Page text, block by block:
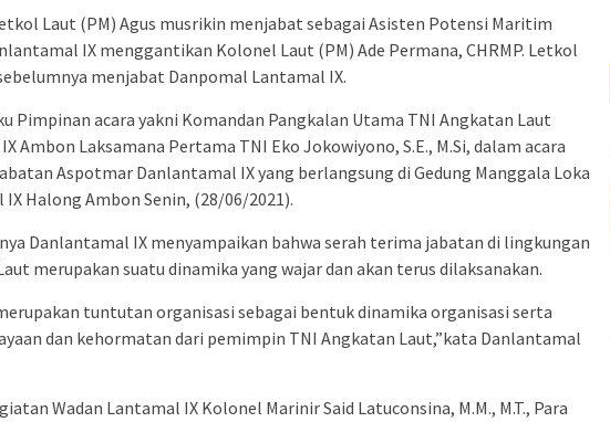
Laut (PM) Agus musrikin menjabat sebagai Asisten Potensi Maritim
IX menggantikan Kolonel Laut (PM) Ade Permana, CHRMP. Letkol
menjabat Danpomal Lantamal IX.
Pimpinan acara yakni Komandan Pangkalan Utama TNI Angkatan Laut
Ambon Laksamana Pertama TNI Eko Jokowiyono, S.E., M.Si, dalam acara
Aspotmar Danlantamal IX yang berlangsung di Gedung Manggala Loka
Halong Ambon Senin, (28/06/2021).
Danlantamal IX menyampaikan bahwa serah terima jabatan di lingkungan
merupakan suatu dinamika yang wajar dan akan terus dilaksanakan.
tuntutan organisasi sebagai bentuk dinamika organisasi serta
dan kehormatan dari pemimpin TNI Angkatan Laut,”kata Danlantamal
Wadan Lantamal IX Kolonel Marinir Said Latuconsina, M.M., M.T., Para